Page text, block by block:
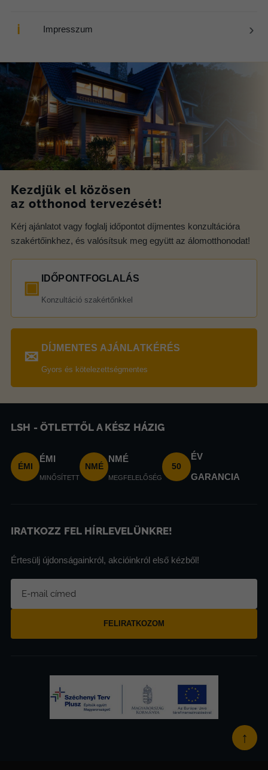
ℹ Impresszum ›
Kezdjük el közösen
az otthonod tervezését!
Kérj ajánlatot vagy foglalj időpontot díjmentes konzultációra
szakértőinkhez, és valósítsuk meg együtt az álomotthonodat!
▣ IDŐPONTFOGLALÁS
Konzultáció szakértőnkkel
✉ DÍJMENTES AJÁNLATKÉRÉS
Gyors és kötelezettségmentes
LSH - ÖTLETTŐL A KÉSZ HÁZIG
ÉMI
ÉMI
MINŐSÍTETT
NMÉ
NMÉ
MEGFELELŐSÉG
50
ÉV
GARANCIA
IRATKOZZ FEL HÍRLEVELÜNKRE!
Értesülj újdonságainkról, akcióinkról első kézből!
FELIRATKOZOM
↑